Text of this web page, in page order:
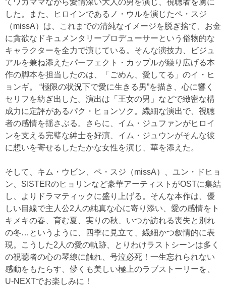
てワガママながら愛情深い大人の男を演じ、視聴者を虜に
した。また、ヒロインであるノ・ウルを演じたペ・スジ
（missA）は、これまでの清純なイメージを脱ぎ捨て、お金
に貪欲なドキュメンタリープロデューサーという俗物的な
キャラクターを全力で演じている。そんな演技力、ビジュ
アルを兼ね添えたパーフェクト・カップルが繰り広げる本
作の脚本を担当したのは、「ごめん、愛してる」のイ・ヒ
ョンギ。 “極限の状況下で愛に生きる男”を描き、心に響く
セリフを紡ぎ出した。演出は「王女の男」などで緻密な構
成力に定評があるパク・ヒョンソク。繊細な演出で、視聴
者の感情を揺さぶる。さらに、イム・ジュファンがヒロイ
ンを支える完璧な紳士を好演、イム・ジュウンがそんな彼
に想いを寄せるしたたかな女性を演じ、華を添えた。
そして、キム・ウビン、ペ・スジ（missA）、ユン・ドヒョ
ン、SISTERのヒョリンなど豪華アーティストがOSTに集結
し、よりドラマティックに盛り上げる。そんな本作は、優
しい目線で主人公2人の純真な心に寄り添い、愛の感情をト
キメキの春、育む夏、実りの秋、いつか訪れる喪失と別れ
の冬…というように、四季に見立て、繊細かつ叙情的に表
現。こうした2人の愛の軌跡、とりわけラストシーンは多く
の視聴者の心の琴線に触れ、号泣必死！一生忘れられない
感動をもたらす、儚くも美しい極上のラブストーリーを、
U-NEXTでお楽しみに！